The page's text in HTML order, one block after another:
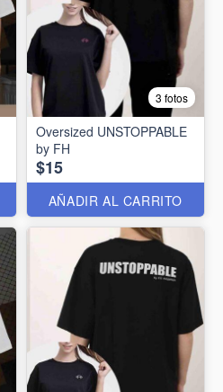
3 fotos
Oversized UNSTOPPABLE
by FH
$15
AÑADIR AL CARRITO